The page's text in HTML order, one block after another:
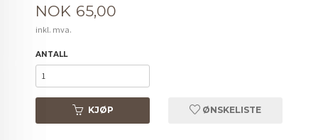
Pris
NOK 65,00
inkl. mva.
ANTALL
KJØP ØNSKELISTE